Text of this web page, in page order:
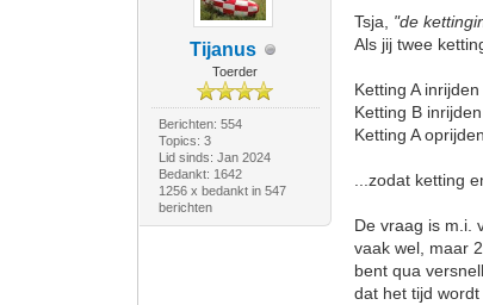
Tijanus
Toerder
Berichten: 554
Topics: 3
Lid sinds: Jan 2024
Bedankt: 1642
1256 x bedankt in 547
berichten
Tsja, "de
Als jij twee
Ketting A
Ketting B
Ketting A
...zodat ketting
De vraag is m.i.
vaak wel, maar
bent qua
dat het tijd